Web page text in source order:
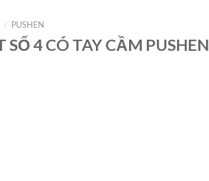
/ PUSHEN
4 CÓ TAY CẦM PUSHEN